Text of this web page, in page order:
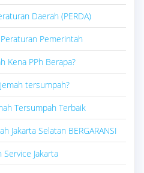
Daerah (PERDA)
Pemerintah
Kena PPh Berapa?
tersumpah?
Tersumpah Terbaik
Jakarta Selatan BERGARANSI
Service Jakarta